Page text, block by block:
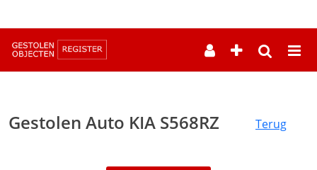
Gestolen Auto KIA S568RZ Terug